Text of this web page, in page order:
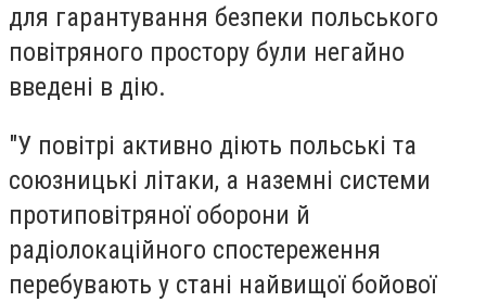
для гарантування безпеки польського
повітряного простору були негайно
введені в дію.
"У повітрі активно діють польські та
союзницькі літаки, а наземні системи
протиповітряної оборони й
радіолокаційного спостереження
перебувають у стані найвищої бойової